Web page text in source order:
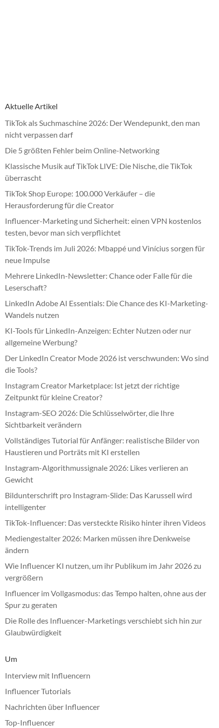
Aktuelle Artikel
TikTok als Suchmaschine 2026: Der Wendepunkt, den man
nicht verpassen darf
Die 5 größten Fehler beim Online-Networking
Klassische Musik auf TikTok LIVE: Die Nische, die TikTok
überrascht
TikTok Shop Europe: 100.000 Verkäufer – die
Herausforderung für die Creator
Influencer-Marketing und Sicherheit: einen VPN kostenlos
testen, bevor man sich verpflichtet
TikTok-Trends im Juli 2026: Mbappé und Vinícius sorgen für
neue Impulse
Mehrere LinkedIn-Newsletter: Chance oder Falle für die
Leserschaft?
LinkedIn Adobe AI Essentials: Die Chance des KI-Marketing-
Wandels nutzen
KI-Tools für LinkedIn-Anzeigen: Echter Nutzen oder nur
allgemeine Werbung?
Der LinkedIn Creator Mode 2026 ist verschwunden: Wo sind
die Tools?
Instagram Creator Marketplace: Ist jetzt der richtige
Zeitpunkt für kleine Creator?
Instagram-SEO 2026: Die Schlüsselwörter, die Ihre
Sichtbarkeit verändern
Vollständiges Tutorial für Anfänger: realistische Bilder von
Haustieren und Porträts mit KI erstellen
Instagram-Algorithmussignale 2026: Likes verlieren an
Gewicht
Bildunterschrift pro Instagram-Slide: Das Karussell wird
intelligenter
TikTok-Influencer: Das versteckte Risiko hinter ihren Videos
Mediengestalter 2026: Marken müssen ihre Denkweise
ändern
Wie Influencer KI nutzen, um ihr Publikum im Jahr 2026 zu
vergrößern
Influencer im Vollgasmodus: das Tempo halten, ohne aus der
Spur zu geraten
Die Rolle des Influencer-Marketings verschiebt sich hin zur
Glaubwürdigkeit
Um
Interview mit Influencern
Influencer Tutorials
Nachrichten über Influencer
Top-Influencer